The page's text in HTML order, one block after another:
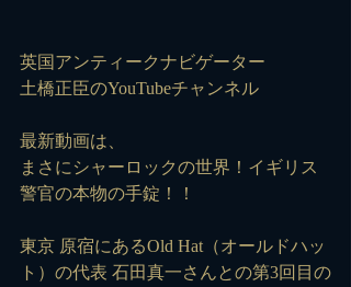
英国アンティークナビゲーター
土橋正臣のYouTubeチャンネル
最新動画は、
まさにシャーロックの世界！イギリス
警官の本物の手錠！！
東京 原宿にあるOld Hat（オールドハッ
ト）の代表 石田真一さんとの第3回目の